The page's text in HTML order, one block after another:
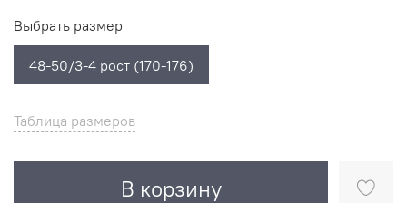
Таблица размеров
В корзину
Выбрать размер
48-50/3-4 рост (170-176)